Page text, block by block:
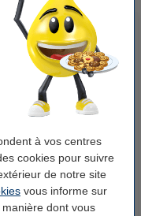
à vos centres
cookies pour suivre
de notre site
vous informe sur
dont vous
502XL cartouche d'encre
haute capacité (marque
123encre) - jaune
€ Inclus : 21% de TVA